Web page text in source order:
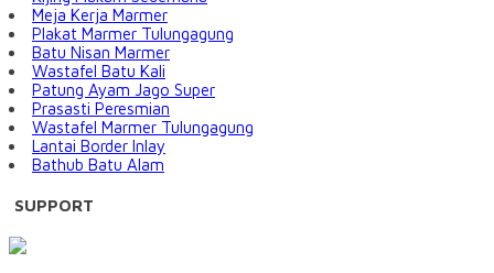
Meja Kerja Marmer
Plakat Marmer Tulungagung
Batu Nisan Marmer
Wastafel Batu Kali
Patung Ayam Jago Super
Prasasti Peresmian
Wastafel Marmer Tulungagung
Lantai Border Inlay
Bathub Batu Alam
SUPPORT